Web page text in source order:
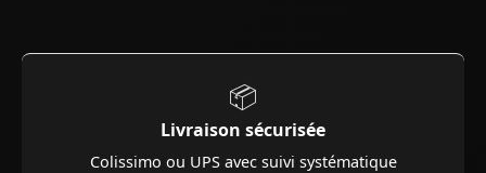
📦
Livraison sécurisée
Colissimo ou UPS avec suivi systématique